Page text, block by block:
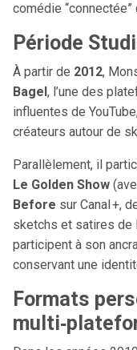
comédie
Période
À partir de 2012,
Bagel, l’une des
influentes de
créateurs autour de
Parallèlement, il
Le Golden Show
Before sur Canal +,
sketchs et satires de
participent à son
conservant une
Formats